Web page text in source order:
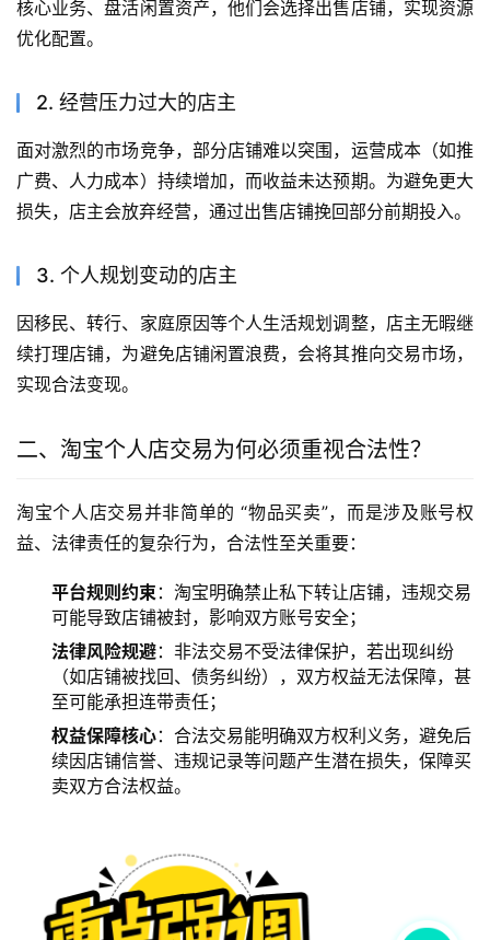
核心业务、盘活闲置资产，他们会选择出售店铺，实现资源
优化配置。
2. 经营压力过大的店主
面对激烈的市场竞争，部分店铺难以突围，运营成本（如推
广费、人力成本）持续增加，而收益未达预期。为避免更大
损失，店主会放弃经营，通过出售店铺挽回部分前期投入。
3. 个人规划变动的店主
因移民、转行、家庭原因等个人生活规划调整，店主无暇继
续打理店铺，为避免店铺闲置浪费，会将其推向交易市场，
实现合法变现。
二、淘宝个人店交易为何必须重视合法性？
淘宝个人店交易并非简单的 “物品买卖”，而是涉及账号权
益、法律责任的复杂行为，合法性至关重要：
平台规则约束 ：淘宝明确禁止私下转让店铺，违规交易
可能导致店铺被封，影响双方账号安全；
法律风险规避：非法交易不受法律保护，若出现纠纷
（如店铺被找回、债务纠纷），双方权益无法保障，甚
至可能承担连带责任；
权益保障核心：合法交易能明确双方权利义务，避免后
续因店铺信誉、违规记录等问题产生潜在损失，保障买
卖双方合法权益。